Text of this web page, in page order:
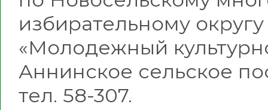
избирательному
«Молодежный
Аннинское сельское
тел. 58-307.